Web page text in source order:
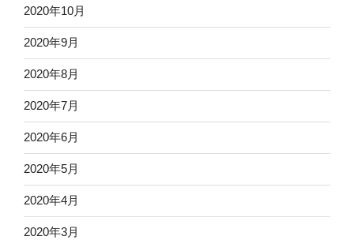
2020年10月
2020年9月
2020年8月
2020年7月
2020年6月
2020年5月
2020年4月
2020年3月